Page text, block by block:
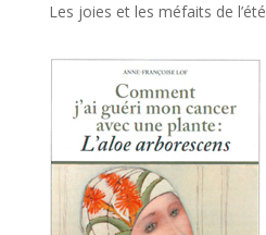
Les joies et les méfaits de l’été